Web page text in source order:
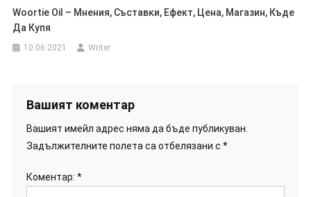
Woortie Oil – Мнения, Съставки, Ефект, Цена, Магазин, Къде
Да Купя
10.06.2021 Writer
Вашият коментар
Вашият имейл адрес няма да бъде публикуван.
Задължителните полета са отбелязани с *
Коментар: *